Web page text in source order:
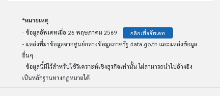
*หมายเหตุ
- ข้อมูลอัพเดทเมื่อ 26 พฤษภาคม 2569
คลิกเพื่ออัพเดท
- แหล่งที่มาข้อมูลจากศูนย์กลางข้อมูลภาครัฐ data.go.th และแหล่งข้อมูล
อื่นๆ
- ข้อมูลนี้มีไว้สำหรับใช้วิเคราะห์เชิงธุรกิจเท่านั้น ไม่สามารถนำไปอ้างอิง
เป็นหลักฐานทางกฏหมายได้